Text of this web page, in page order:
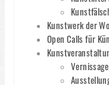
Kunstwerk der
Open Calls für
Vernissage